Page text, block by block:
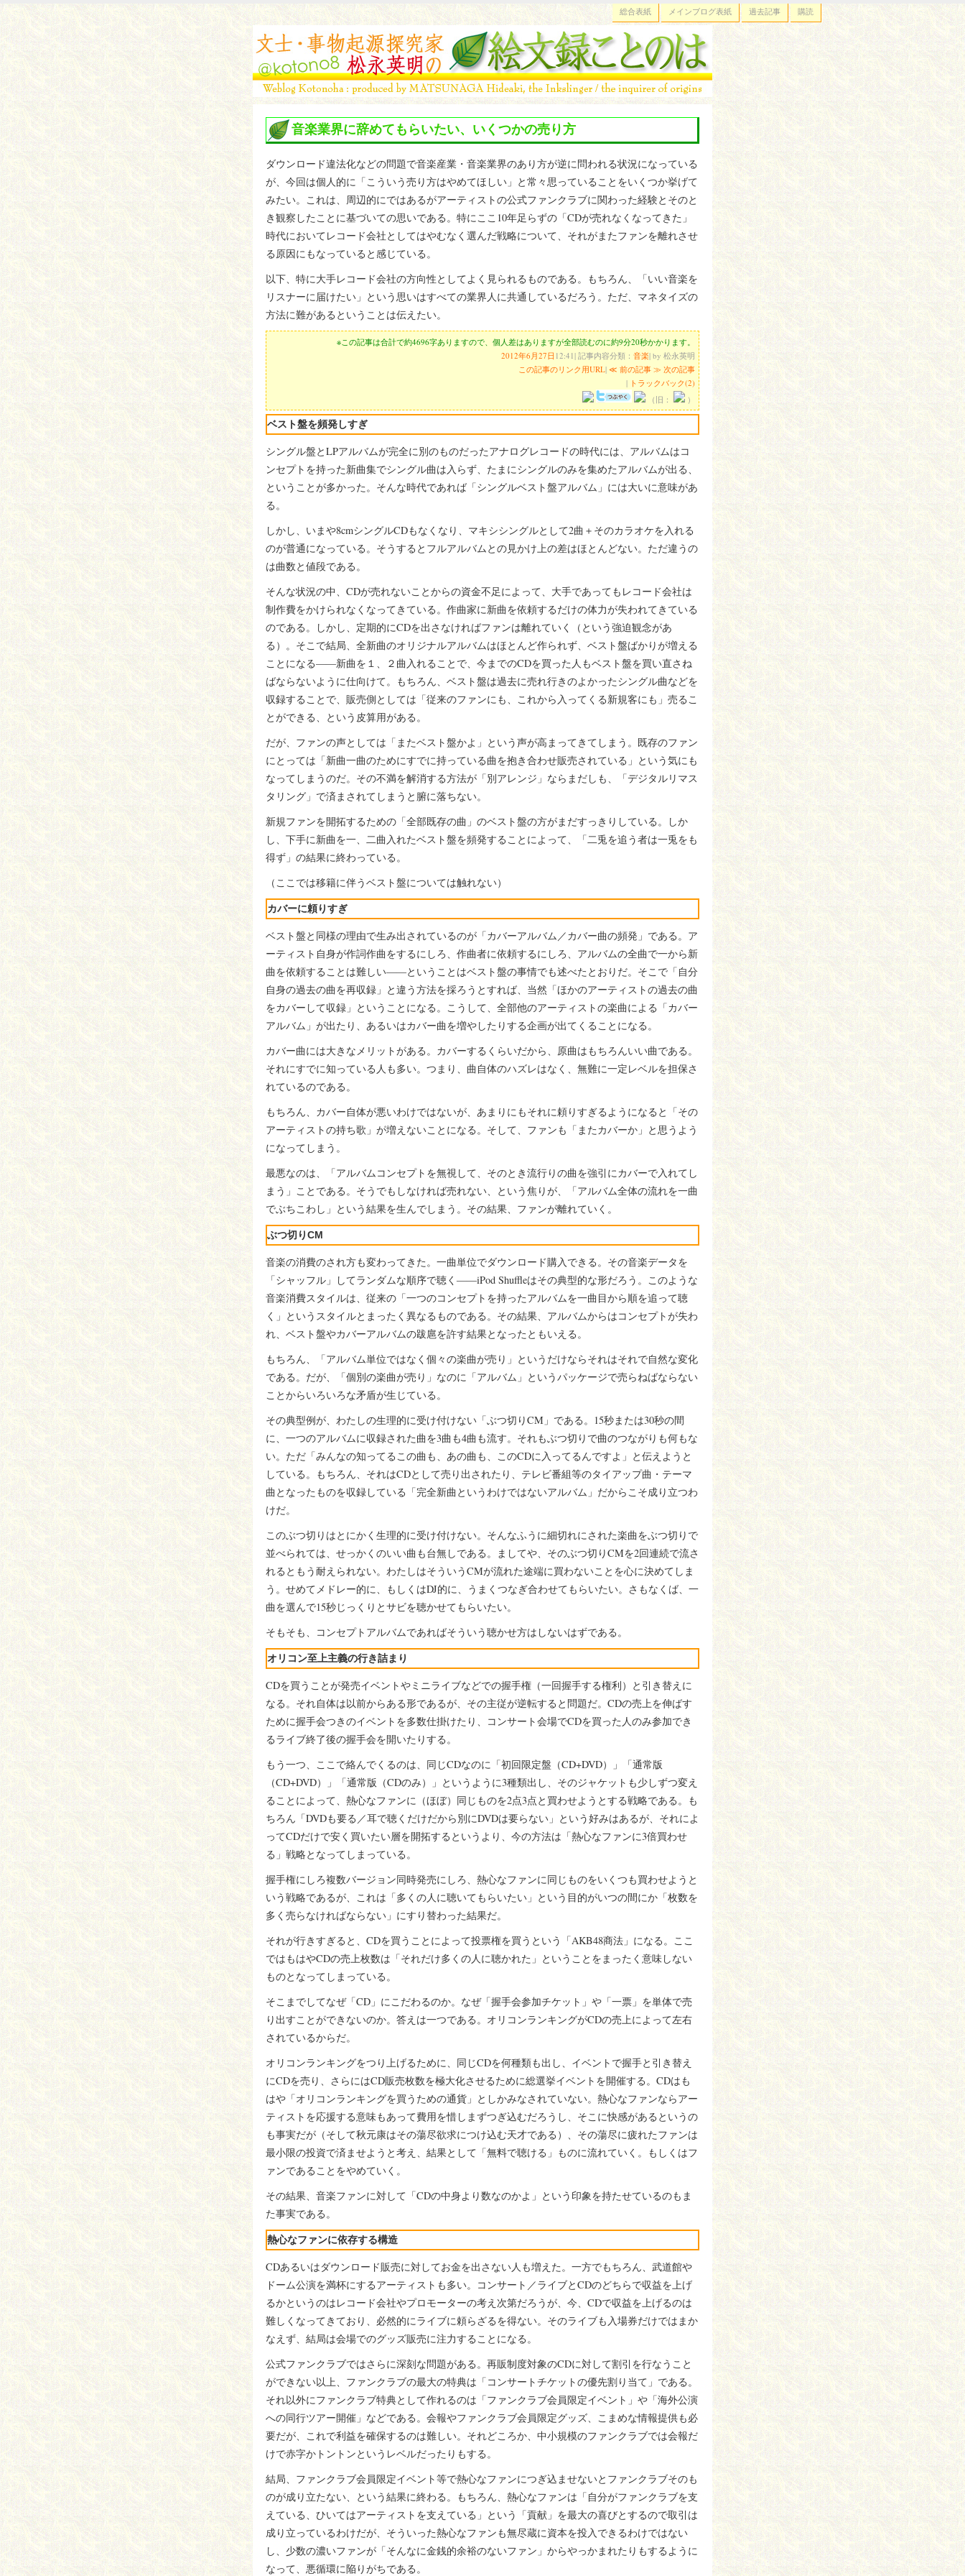
総合表紙 メインブログ表紙 過去記事 購読
音楽業界に辞めてもらいたい、いくつかの売り方
ダウンロード違法化などの問題で音楽産業・音楽業界のあり方が逆に問われる状況になっている
が、今回は個人的に「こういう売り方はやめてほしい」と常々思っていることをいくつか挙げて
みたい。これは、周辺的にではあるがアーティストの公式ファンクラブに関わった経験とそのと
き観察したことに基づいての思いである。特にここ10年足らずの「CDが売れなくなってきた」
時代においてレコード会社としてはやむなく選んだ戦略について、それがまたファンを離れさせ
る原因にもなっていると感じている。
以下、特に大手レコード会社の方向性としてよく見られるものである。もちろん、「いい音楽を
リスナーに届けたい」という思いはすべての業界人に共通しているだろう。ただ、マネタイズの
方法に難があるということは伝えたい。
※この記事は合計で約4696字ありますので、個人差はありますが全部読むのに約9分20秒かかります。
2012年6月27日 12:41| 記事内容分類： 音楽| by 松永英明
この記事のリンク用URL| ≪ 前の記事 ≫ 次の記事
| トラックバック(2)
（旧：
）
ベスト盤を頻発しすぎ
シングル盤とLPアルバムが完全に別のものだったアナログレコードの時代には、アルバムはコ
ンセプトを持った新曲集でシングル曲は入らず、たまにシングルのみを集めたアルバムが出る、
ということが多かった。そんな時代であれば「シングルベスト盤アルバム」には大いに意味があ
る。
しかし、いまや8cmシングルCDもなくなり、マキシシングルとして2曲＋そのカラオケを入れる
のが普通になっている。そうするとフルアルバムとの見かけ上の差はほとんどない。ただ違うの
は曲数と値段である。
そんな状況の中、CDが売れないことからの資金不足によって、大手であってもレコード会社は
制作費をかけられなくなってきている。作曲家に新曲を依頼するだけの体力が失われてきている
のである。しかし、定期的にCDを出さなければファンは離れていく（という強迫観念があ
る）。そこで結局、全新曲のオリジナルアルバムはほとんど作られず、ベスト盤ばかりが増える
ことになる――新曲を１、２曲入れることで、今までのCDを買った人もベスト盤を買い直さね
ばならないように仕向けて。もちろん、ベスト盤は過去に売れ行きのよかったシングル曲などを
収録することで、販売側としては「従来のファンにも、これから入ってくる新規客にも」売るこ
とができる、という皮算用がある。
だが、ファンの声としては「またベスト盤かよ」という声が高まってきてしまう。既存のファン
にとっては「新曲一曲のためにすでに持っている曲を抱き合わせ販売されている」という気にも
なってしまうのだ。その不満を解消する方法が「別アレンジ」ならまだしも、「デジタルリマス
タリング」で済まされてしまうと腑に落ちない。
新規ファンを開拓するための「全部既存の曲」のベスト盤の方がまだすっきりしている。しか
し、下手に新曲を一、二曲入れたベスト盤を頻発することによって、「二兎を追う者は一兎をも
得ず」の結果に終わっている。
（ここでは移籍に伴うベスト盤については触れない）
カバーに頼りすぎ
ベスト盤と同様の理由で生み出されているのが「カバーアルバム／カバー曲の頻発」である。ア
ーティスト自身が作詞作曲をするにしろ、作曲者に依頼するにしろ、アルバムの全曲で一から新
曲を依頼することは難しい――ということはベスト盤の事情でも述べたとおりだ。そこで「自分
自身の過去の曲を再収録」と違う方法を採ろうとすれば、当然「ほかのアーティストの過去の曲
をカバーして収録」ということになる。こうして、全部他のアーティストの楽曲による「カバー
アルバム」が出たり、あるいはカバー曲を増やしたりする企画が出てくることになる。
カバー曲には大きなメリットがある。カバーするくらいだから、原曲はもちろんいい曲である。
それにすでに知っている人も多い。つまり、曲自体のハズレはなく、無難に一定レベルを担保さ
れているのである。
もちろん、カバー自体が悪いわけではないが、あまりにもそれに頼りすぎるようになると「その
アーティストの持ち歌」が増えないことになる。そして、ファンも「またカバーか」と思うよう
になってしまう。
最悪なのは、「アルバムコンセプトを無視して、そのとき流行りの曲を強引にカバーで入れてし
まう」ことである。そうでもしなければ売れない、という焦りが、「アルバム全体の流れを一曲
でぶちこわし」という結果を生んでしまう。その結果、ファンが離れていく。
ぶつ切りCM
音楽の消費のされ方も変わってきた。一曲単位でダウンロード購入できる。その音楽データを
「シャッフル」してランダムな順序で聴く――iPod Shuffleはその典型的な形だろう。このような
音楽消費スタイルは、従来の「一つのコンセプトを持ったアルバムを一曲目から順を追って聴
く」というスタイルとまったく異なるものである。その結果、アルバムからはコンセプトが失わ
れ、ベスト盤やカバーアルバムの跋扈を許す結果となったともいえる。
もちろん、「アルバム単位ではなく個々の楽曲が売り」というだけならそれはそれで自然な変化
である。だが、「個別の楽曲が売り」なのに「アルバム」というパッケージで売らねばならない
ことからいろいろな矛盾が生じている。
その典型例が、わたしの生理的に受け付けない「ぶつ切りCM」である。15秒または30秒の間
に、一つのアルバムに収録された曲を3曲も4曲も流す。それもぶつ切りで曲のつながりも何もな
い。ただ「みんなの知ってるこの曲も、あの曲も、このCDに入ってるんですよ」と伝えようと
している。もちろん、それはCDとして売り出されたり、テレビ番組等のタイアップ曲・テーマ
曲となったものを収録している「完全新曲というわけではないアルバム」だからこそ成り立つわ
けだ。
このぶつ切りはとにかく生理的に受け付けない。そんなふうに細切れにされた楽曲をぶつ切りで
並べられては、せっかくのいい曲も台無しである。ましてや、そのぶつ切りCMを2回連続で流さ
れるともう耐えられない。わたしはそういうCMが流れた途端に買わないことを心に決めてしま
う。せめてメドレー的に、もしくはDJ的に、うまくつなぎ合わせてもらいたい。さもなくば、一
曲を選んで15秒じっくりとサビを聴かせてもらいたい。
そもそも、コンセプトアルバムであればそういう聴かせ方はしないはずである。
オリコン至上主義の行き詰まり
CDを買うことが発売イベントやミニライブなどでの握手権（一回握手する権利）と引き替えに
なる。それ自体は以前からある形であるが、その主従が逆転すると問題だ。CDの売上を伸ばす
ために握手会つきのイベントを多数仕掛けたり、コンサート会場でCDを買った人のみ参加でき
るライブ終了後の握手会を開いたりする。
もう一つ、ここで絡んでくるのは、同じCDなのに「初回限定盤（CD+DVD）」「通常版
（CD+DVD）」「通常版（CDのみ）」というように3種類出し、そのジャケットも少しずつ変え
ることによって、熱心なファンに（ほぼ）同じものを2点3点と買わせようとする戦略である。も
ちろん「DVDも要る／耳で聴くだけだから別にDVDは要らない」という好みはあるが、それによ
ってCDだけで安く買いたい層を開拓するというより、今の方法は「熱心なファンに3倍買わせ
る」戦略となってしまっている。
握手権にしろ複数バージョン同時発売にしろ、熱心なファンに同じものをいくつも買わせようと
いう戦略であるが、これは「多くの人に聴いてもらいたい」という目的がいつの間にか「枚数を
多く売らなければならない」にすり替わった結果だ。
それが行きすぎると、CDを買うことによって投票権を買うという「AKB48商法」になる。ここ
ではもはやCDの売上枚数は「それだけ多くの人に聴かれた」ということをまったく意味しない
ものとなってしまっている。
そこまでしてなぜ「CD」にこだわるのか。なぜ「握手会参加チケット」や「一票」を単体で売
り出すことができないのか。答えは一つである。オリコンランキングがCDの売上によって左右
されているからだ。
オリコンランキングをつり上げるために、同じCDを何種類も出し、イベントで握手と引き替え
にCDを売り、さらにはCD販売枚数を極大化させるために総選挙イベントを開催する。CDはも
はや「オリコンランキングを買うための通貨」としかみなされていない。熱心なファンならアー
ティストを応援する意味もあって費用を惜しまずつぎ込むだろうし、そこに快感があるというの
も事実だが（そして秋元康はその蕩尽欲求につけ込む天才である）、その蕩尽に疲れたファンは
最小限の投資で済ませようと考え、結果として「無料で聴ける」ものに流れていく。もしくはフ
ァンであることをやめていく。
その結果、音楽ファンに対して「CDの中身より数なのかよ」という印象を持たせているのもま
た事実である。
熱心なファンに依存する構造
CDあるいはダウンロード販売に対してお金を出さない人も増えた。一方でもちろん、武道館や
ドーム公演を満杯にするアーティストも多い。コンサート／ライブとCDのどちらで収益を上げ
るかというのはレコード会社やプロモーターの考え次第だろうが、今、CDで収益を上げるのは
難しくなってきており、必然的にライブに頼らざるを得ない。そのライブも入場券だけではまか
なえず、結局は会場でのグッズ販売に注力することになる。
公式ファンクラブではさらに深刻な問題がある。再販制度対象のCDに対して割引を行なうこと
ができない以上、ファンクラブの最大の特典は「コンサートチケットの優先割り当て」である。
それ以外にファンクラブ特典として作れるのは「ファンクラブ会員限定イベント」や「海外公演
への同行ツアー開催」などである。会報やファンクラブ会員限定グッズ、こまめな情報提供も必
要だが、これで利益を確保するのは難しい。それどころか、中小規模のファンクラブでは会報だ
けで赤字かトントンというレベルだったりもする。
結局、ファンクラブ会員限定イベント等で熱心なファンにつぎ込ませないとファンクラブそのも
のが成り立たない、という結果に終わる。もちろん、熱心なファンは「自分がファンクラブを支
えている、ひいてはアーティストを支えている」という「貢献」を最大の喜びとするので取引は
成り立っているわけだが、そういった熱心なファンも無尽蔵に資本を投入できるわけではない
し、少数の濃いファンが「そんなに金銭的余裕のないファン」からやっかまれたりもするように
なって、悪循環に陥りがちである。